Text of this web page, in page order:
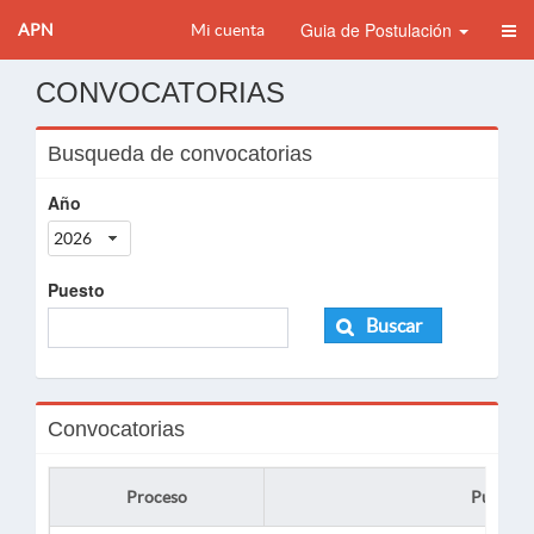
APN Mi cuenta Guia de Postulación
CONVOCATORIAS
Busqueda de convocatorias
Año
2026
Puesto
Buscar
Convocatorias
Proceso Puesto